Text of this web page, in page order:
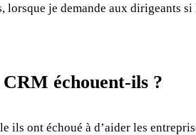
lorsque je demande aux dirigeants
échouent-ils ?
ils ont échoué à d’aider les